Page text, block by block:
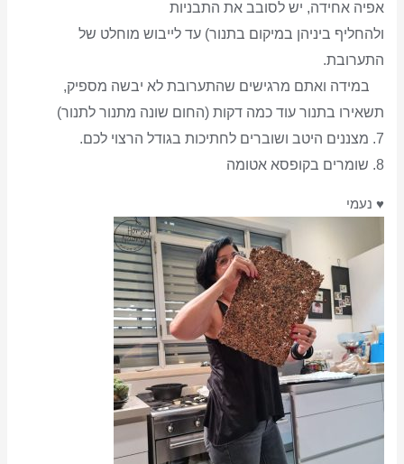
אפיה אחידה, יש לסובב את התבניות
ולהחליף ביניהן במיקום בתנור) עד לייבוש מוחלט של
התערובת.
במידה ואתם מרגישים שהתערובת לא יבשה מספיק,
תשאירו בתנור עוד כמה דקות (החום שונה מתנור לתנור)
7. מצננים היטב ושוברים לחתיכות בגודל הרצוי לכם.
8. שומרים בקופסא אטומה
♥ נעמי